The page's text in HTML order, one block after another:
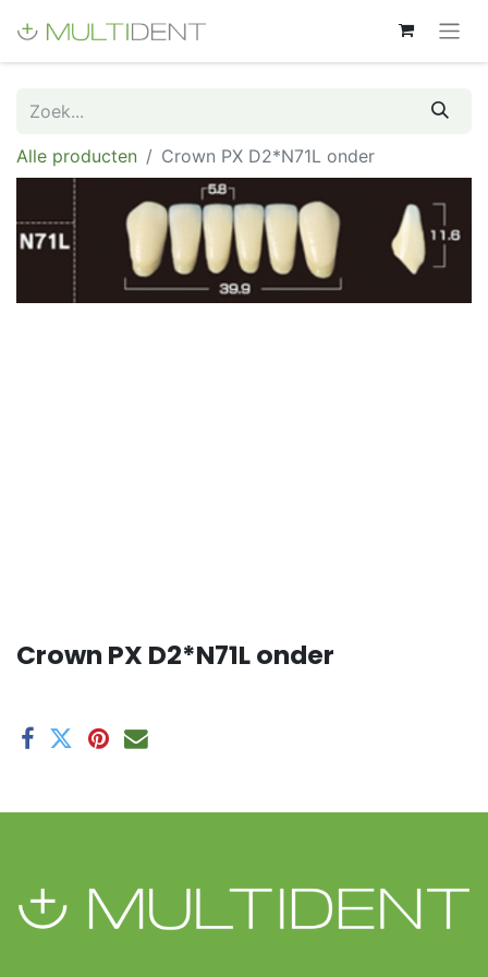
Alle producten Crown PX D2*N71L onder
Crown PX D2*N71L onder